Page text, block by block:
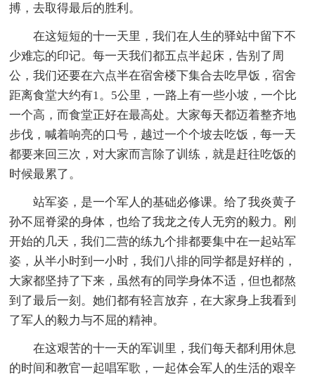
搏，去取得最后的胜利。
在这短短的十一天里，我们在人生的驿站中留下不
少难忘的印记。每一天我们都五点半起床，告别了周
公，我们还要在六点半在宿舍楼下集合去吃早饭，宿舍
距离食堂大约有1。5公里，一路上有一些小坡，一个比
一个高，而食堂正好在最高处。大家每天都迈着整齐地
步伐，喊着响亮的口号，越过一个个坡去吃饭，每一天
都要来回三次，对大家而言除了训练，就是赶往吃饭的
时候最累了。
站军姿，是一个军人的基础必修课。给了我炎黄子
孙不屈脊梁的身体，也给了我龙之传人无穷的毅力。刚
开始的几天，我们二营的练九个排都要集中在一起站军
姿，从半小时到一小时，我们八排的同学都是好样的，
大家都坚持了下来，虽然有的同学身体不适，但也都熬
到了最后一刻。她们都有轻言放弃，在大家身上我看到
了军人的毅力与不屈的精神。
在这艰苦的十一天的军训里，我们每天都利用休息
的时间和教官一起唱军歌，一起体会军人的生活的艰辛